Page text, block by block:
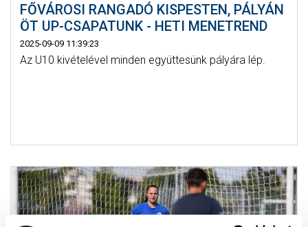
FŐVÁROSI RANGADÓ KISPESTEN, PÁLYÁN
ÖT UP-CSAPATUNK - HETI MENETREND
2025-09-09 11:39:23
Az U10 kivételével minden együttesünk pályára lép.